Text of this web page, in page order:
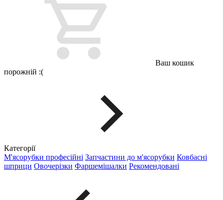
Ваш кошик
порожній :(
Категорії
М'ясорубки професійні Запчастини до м'ясорубки Ковбасні
шприци Овочерізки Фаршемішалки Рекомендовані